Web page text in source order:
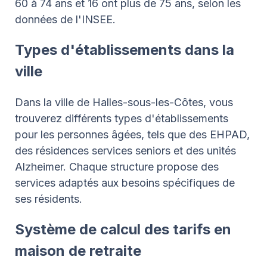
60 à 74 ans et 16 ont plus de 75 ans, selon les
données de l'INSEE.
Types d'établissements dans la
ville
Dans la ville de Halles-sous-les-Côtes, vous
trouverez différents types d'établissements
pour les personnes âgées, tels que des EHPAD,
des résidences services seniors et des unités
Alzheimer. Chaque structure propose des
services adaptés aux besoins spécifiques de
ses résidents.
Système de calcul des tarifs en
maison de retraite